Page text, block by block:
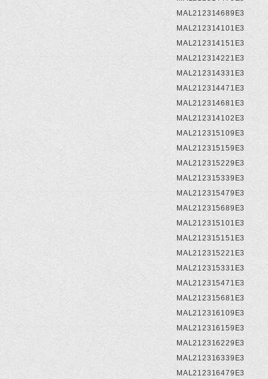
MAL212314689E3
MAL212314101E3
MAL212314151E3
MAL212314221E3
MAL212314331E3
MAL212314471E3
MAL212314681E3
MAL212314102E3
MAL212315109E3
MAL212315159E3
MAL212315229E3
MAL212315339E3
MAL212315479E3
MAL212315689E3
MAL212315101E3
MAL212315151E3
MAL212315221E3
MAL212315331E3
MAL212315471E3
MAL212315681E3
MAL212316109E3
MAL212316159E3
MAL212316229E3
MAL212316339E3
MAL212316479E3